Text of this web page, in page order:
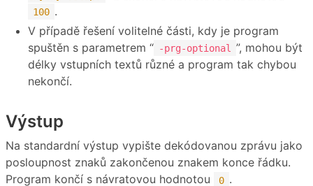
100 .
V případě řešení volitelné části, kdy je program
spuštěn s parametrem “ -prg-optional
”, mohou být
délky vstupních textů různé a program tak chybou
nekončí.
Výstup
Na standardní výstup vypište dekódovanou zprávu jako
posloupnost znaků zakončenou znakem konce řádku.
Program končí s návratovou hodnotou
0 .